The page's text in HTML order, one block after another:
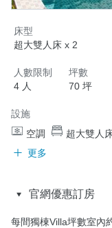
床型
超大雙人床 x 2
人數限制
4 人
坪數
70 坪
設施
空調
超大雙人
更多
官網優惠訂房
每間獨棟Villa坪數室內